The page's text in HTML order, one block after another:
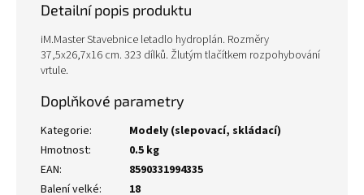
Detailní popis produktu
iM.Master Stavebnice letadlo hydroplán. Rozměry
37,5x26,7x16 cm. 323 dílků. Žlutým tlačítkem rozpohybování
vrtule.
Doplňkové parametry
Kategorie:
Modely (slepovací, skládací)
Hmotnost:
0.5 kg
EAN:
8590331994335
Balení velké: 18